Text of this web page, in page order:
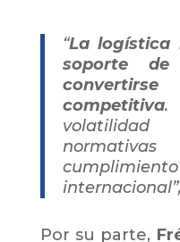
“La logística
soporte
competitiva.
cumplimiento
internacional”,
Por su parte,